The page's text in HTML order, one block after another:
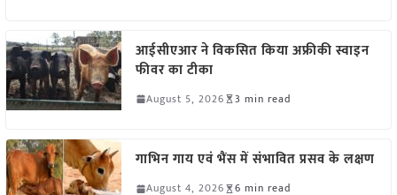
आईसीएआर ने विकसित किया अफ्रीकी स्वाइन
फीवर का टीका
August 5, 2026 3 min read
गाभिन गाय एवं भैंस में संभावित प्रसव के लक्षण
August 4, 2026 6 min read